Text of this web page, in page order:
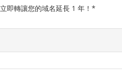
立即轉讓您的域名延長 1 年！*